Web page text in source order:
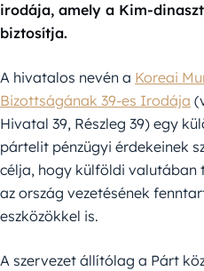
irodája, amely a Kim-
biztosítja.
A hivatalos nevén a Koreai
Bizottságának 39-es Irodája
Hivatal 39, Részleg 39) egy
pártelit pénzügyi érdekeinek
célja, hogy külföldi valutában
az ország vezetésének
eszközökkel is.
A szervezet állítólag a Párt